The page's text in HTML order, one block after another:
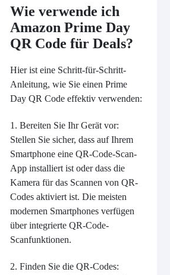
Wie verwende ich
Amazon Prime Day
QR Code für Deals?
Hier ist eine Schritt-für-Schritt-
Anleitung, wie Sie einen Prime
Day QR Code effektiv verwenden:
1. Bereiten Sie Ihr Gerät vor:
Stellen Sie sicher, dass auf Ihrem
Smartphone eine QR-Code-Scan-
App installiert ist oder dass die
Kamera für das Scannen von QR-
Codes aktiviert ist. Die meisten
modernen Smartphones verfügen
über integrierte QR-Code-
Scanfunktionen.
2. Finden Sie die QR-Codes: